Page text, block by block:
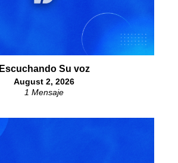
Escuchando Su voz
August 2, 2026
1 Mensaje